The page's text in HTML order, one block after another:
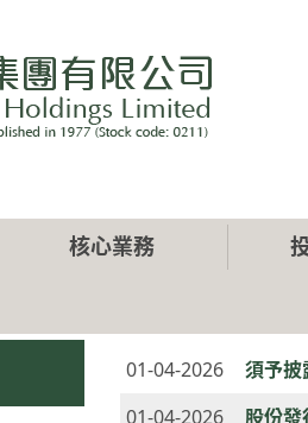
核心業務
01-04-2026
須予披
01-04-2026
股份發